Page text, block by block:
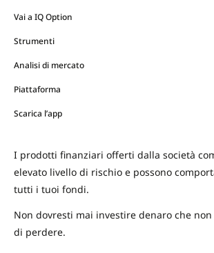
Vai a IQ Option
Strumenti
Analisi di mercato
Piattaforma
Scarica l’app
I prodotti finanziari offerti dalla società
elevato livello di rischio e possono
tutti i tuoi fondi.
Non dovresti mai investire denaro che
di perdere.